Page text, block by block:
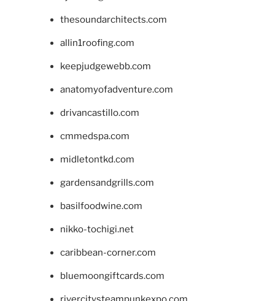
thesoundarchitects.com
allin1roofing.com
keepjudgewebb.com
anatomyofadventure.com
drivancastillo.com
cmmedspa.com
midletontkd.com
gardensandgrills.com
basilfoodwine.com
nikko-tochigi.net
caribbean-corner.com
bluemoongiftcards.com